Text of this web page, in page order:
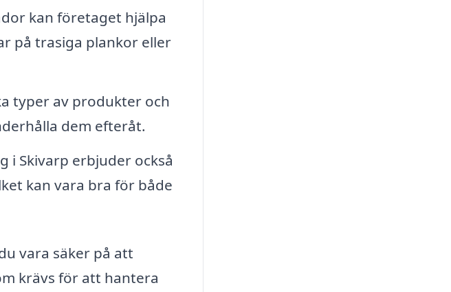
kan företaget hjälpa
på trasiga plankor eller
typer av produkter och
dem efteråt.
i Skivarp erbjuder också
kan vara bra för både
vara säker på att
krävs för att hantera